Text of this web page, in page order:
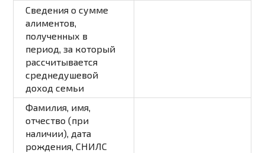
Сведения о сумме
алиментов,
полученных в
период, за который
рассчитывается
среднедушевой
доход семьи
Фамилия, имя,
отчество (при
наличии), дата
рождения, СНИЛС